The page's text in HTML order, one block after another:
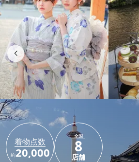
着物点数
約20,000
全国
8
店舗